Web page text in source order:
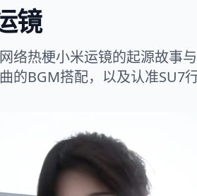
镜
络热梗小米运镜的起源故事
的BGM搭配，以及认准SU7